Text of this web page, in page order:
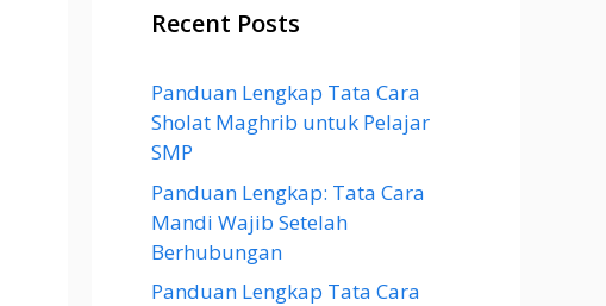
Recent Posts
Panduan Lengkap Tata Cara
Sholat Maghrib untuk Pelajar
SMP
Panduan Lengkap: Tata Cara
Mandi Wajib Setelah
Berhubungan
Panduan Lengkap Tata Cara